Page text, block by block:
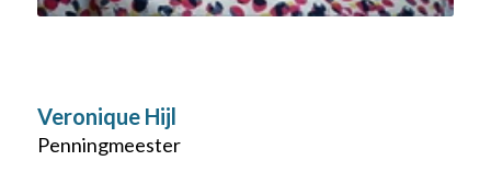
Veronique Hijl
Penningmeester